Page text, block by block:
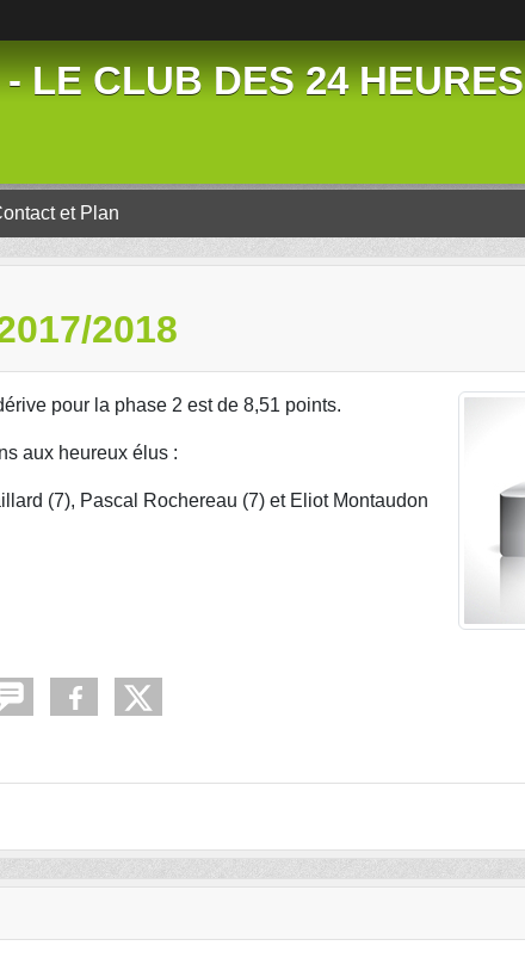
LE CLUB DES 24 HEURES
et Plan
2018
pour la phase 2 est de 8,51 points.
aux heureux élus :
(7), Pascal Rochereau (7) et Eliot Montaudon